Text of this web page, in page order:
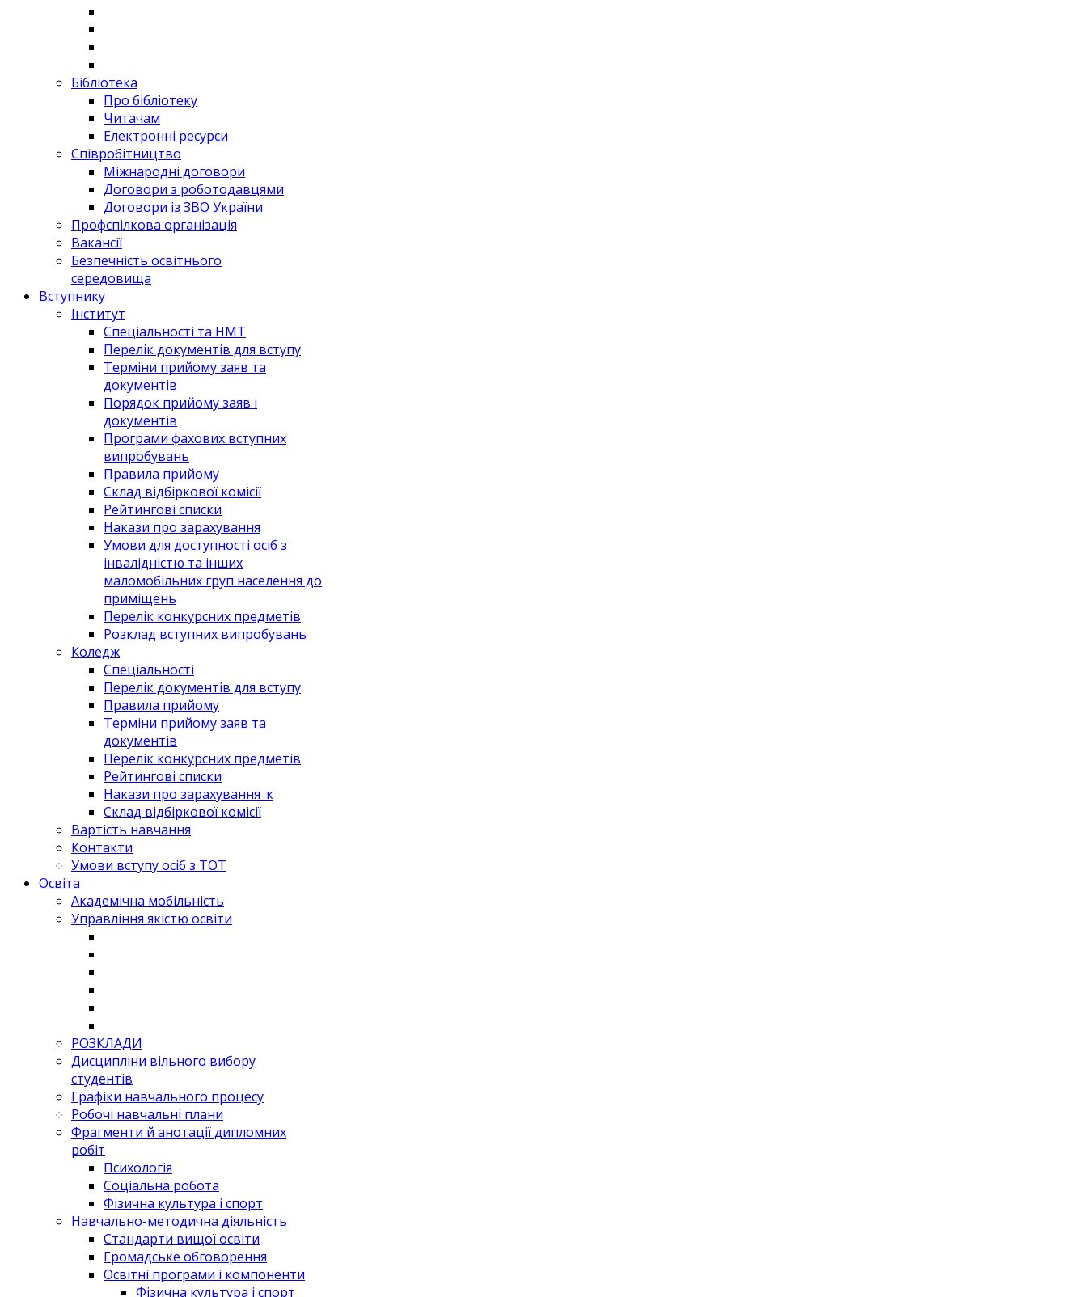
Бібліотека
Про бібліотеку
Читачам
Електронні ресурси
Співробітництво
Міжнародні договори
Договори з роботодавцями
Договори із ЗВО України
Профспілкова організація
Вакансії
Безпечність освітнього
середовища
Вступнику
Інститут
Спеціальності та НМТ
Перелік документів для вступу
Терміни прийому заяв та
документів
Порядок прийому заяв і
документів
Програми фахових вступних
випробувань
Правила прийому
Склад відбіркової комісії
Рейтингові списки
Накази про зарахування
Умови для доступності осіб з
інвалідністю та інших
маломобільних груп населення до
приміщень
Перелік конкурсних предметів
Розклад вступних випробувань
Коледж
Спеціальності
Перелік документів для вступу
Правила прийому
Терміни прийому заяв та
документів
Перелік конкурсних предметів
Рейтингові списки
Накази про зарахування_к
Склад відбіркової комісії
Вартість навчання
Контакти
Умови вступу осіб з ТОТ
Освіта
Академічна мобільність
Управління якістю освіти
РОЗКЛАДИ
Дисципліни вільного вибору
студентів
Графіки навчального процесу
Робочі навчальні плани
Фрагменти й анотації дипломних
робіт
Психологія
Соціальна робота
Фізична культура і спорт
Навчально-методична діяльність
Стандарти вищої освіти
Громадське обговорення
Освітні програми і компоненти
Фізична культура і спорт